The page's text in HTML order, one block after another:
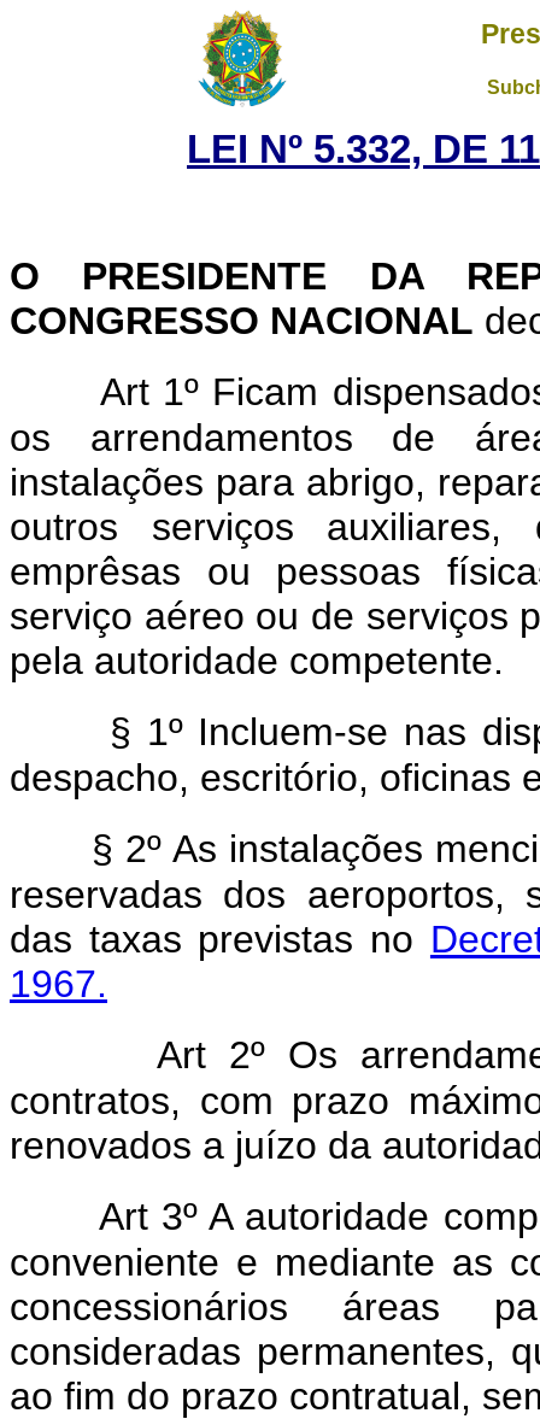
LEI Nº 5.332, DE
O PRESIDENTE DA
CONGRESSO NACIONAL
Art 1º Ficam
os arrendamentos de
instalações para abrigo,
outros serviços auxiliares,
emprêsas ou pessoas
serviço aéreo ou de serviços
pela autoridade competente.
§ 1º Incluem-se nas
despacho, escritório, oficinas
§ 2º As instalações
reservadas dos aeroportos,
das taxas previstas no
1967.
Art 2º Os
contratos, com prazo
renovados a juízo da
Art 3º A autoridade
conveniente e mediante as
concessionários áreas
consideradas permanentes,
ao fim do prazo contratual,